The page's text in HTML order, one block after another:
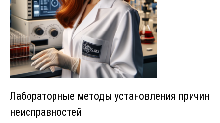
Лабораторные методы установления причин
неисправностей